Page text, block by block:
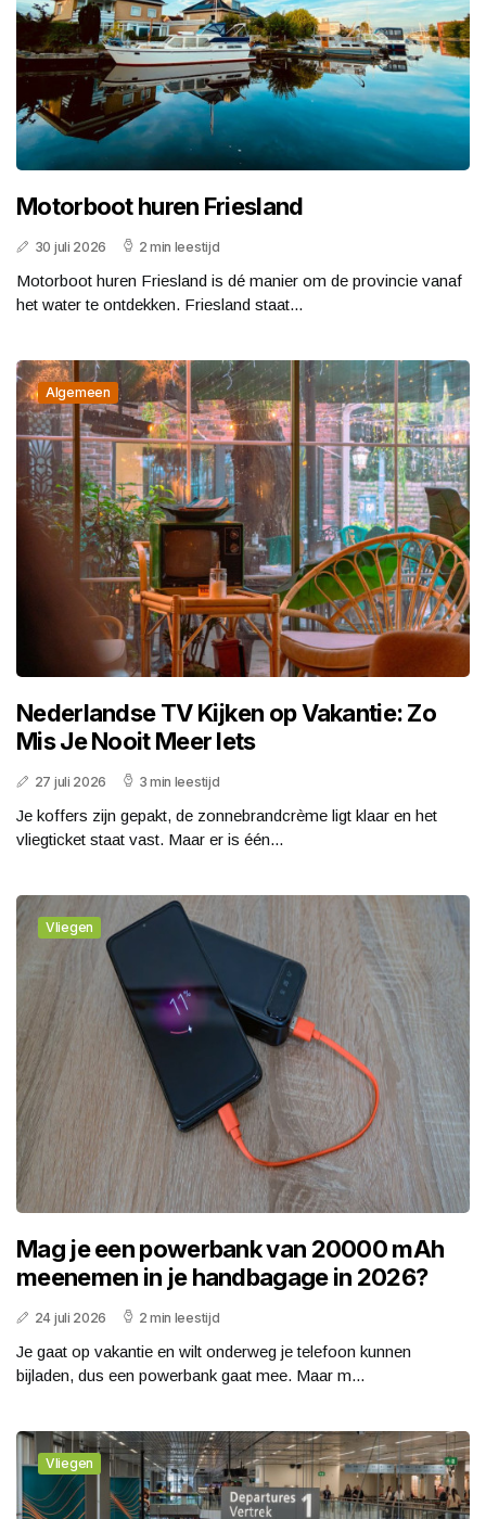
Motorboot huren Friesland
30 juli 2026 2 min leestijd
Motorboot huren Friesland is dé manier om de provincie vanaf
het water te ontdekken. Friesland staat...
Algemeen
Nederlandse TV Kijken op Vakantie: Zo
Mis Je Nooit Meer Iets
27 juli 2026 3 min leestijd
Je koffers zijn gepakt, de zonnebrandcrème ligt klaar en het
vliegticket staat vast. Maar er is één...
Vliegen
Mag je een powerbank van 20000 mAh
meenemen in je handbagage in 2026?
24 juli 2026 2 min leestijd
Je gaat op vakantie en wilt onderweg je telefoon kunnen
bijladen, dus een powerbank gaat mee. Maar m...
Vliegen